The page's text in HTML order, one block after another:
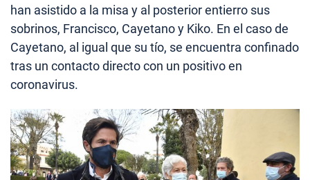
han asistido a la misa y al posterior entierro sus
sobrinos, Francisco, Cayetano y Kiko. En el caso de
Cayetano, al igual que su tío, se encuentra confinado
tras un contacto directo con un positivo en
coronavirus.